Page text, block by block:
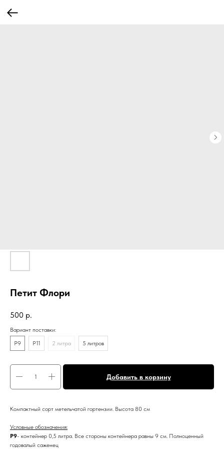
Петит Флори
500 р.
Вариант поставки:
Р9
P11 2 литра 5 литров
Добавить в корзину
Компактный сорт метельчатой гортензии. Высота 80 см
Условные обозначения:
Р9- контейнер 0,5 литра. Все стороны контейнера равны 9 см. Полноценный
годовалый саженец